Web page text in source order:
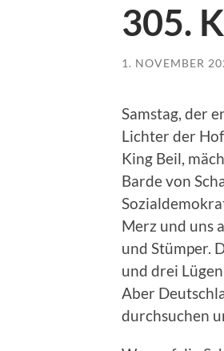
305.
1. NOVEMBER
Samstag, der
Lichter der
King Beil,
Barde von
Merz und uns
und Stümper.
und drei
Aber
durchsuchen